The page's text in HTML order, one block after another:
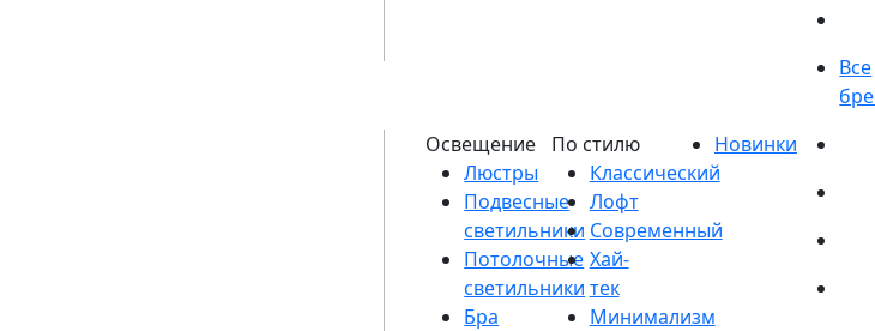
Люстры
Подвесные
светильники
Потолочные
светильники
Бра